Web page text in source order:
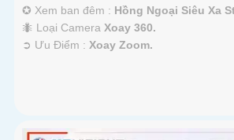
✪ Xem ban đêm : Hồng Ngoại Siêu Xa
🐜 Loại Camera Xoay 360.
️➲ Ưu Điểm : Xoay Zoom.